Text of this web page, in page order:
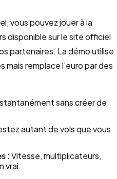
vous pouvez jouer à la
disponible sur le site officiel
partenaires. La démo utilise
mais remplace l’euro par des
sans créer de
autant de vols que vous
:Vitesse, multiplicateurs,
vrai.